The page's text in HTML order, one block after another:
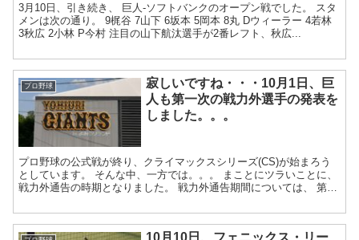
3月10日、引き続き、 巨人‐ソフトバンクのオープン戦でした。 スタ
メンは次の通り。 9梶谷 7山下 6坂本 5岡本 8丸 Dウィーラー 4若林
3秋広 2小林 P今村 注目の山下航汰選手が2番レフト、秋広...
プロ野球
寂しいですね・・・10月1日、巨
人も第一次の戦力外選手の発表を
しました。。。
プロ野球の公式戦が終り、クライマックスシリーズ(CS)が始まろう
としています。 そんな中、一方では。。。 まことにツラいことに、
戦力外通告の時期となりました。 戦力外通告期間については、 第一